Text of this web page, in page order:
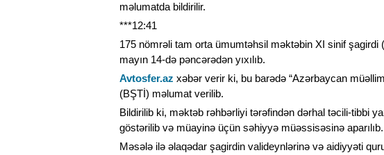
məlumatda bildirilir.
***12:41
175 nömrəli tam orta ümumtəhsil məktəbin XI sinif şagirdi
mayın 14-də pəncərədən yıxılıb.
Avtosfer.az xəbər verir ki, bu barədə “Azərbaycan
(BŞTİ) məlumat verilib.
Bildirilib ki, məktəb rəhbərliyi tərəfindən dərhal təcili-tibbi
göstərilib və müayinə üçün səhiyyə müəssisəsinə aparılıb.
Məsələ ilə əlaqədar şagirdin valideynlərinə və aidiyyəti